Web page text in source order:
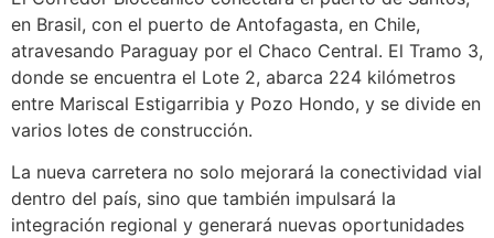
en Brasil, con el puerto de Antofagasta, en Chile,
atravesando Paraguay por el Chaco Central. El Tramo 3,
donde se encuentra el Lote 2, abarca 224 kilómetros
entre Mariscal Estigarribia y Pozo Hondo, y se divide en
varios lotes de construcción.
La nueva carretera no solo mejorará la conectividad vial
dentro del país, sino que también impulsará la
integración regional y generará nuevas oportunidades